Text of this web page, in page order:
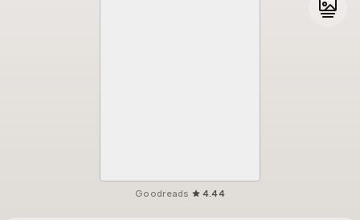
Goodreads 4.44